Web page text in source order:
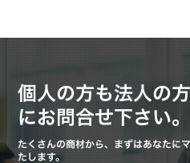
個人の方も法人の
にお問合せ下さい。
たくさんの商材から、まずはあなたに
たします。